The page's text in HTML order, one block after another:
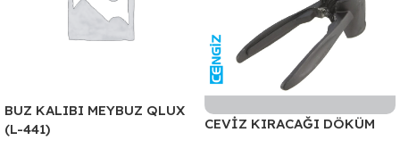
BUZ KALIBI MEYBUZ QLUX
(L-441)
CEVİZ KIRACAĞI DÖKÜM